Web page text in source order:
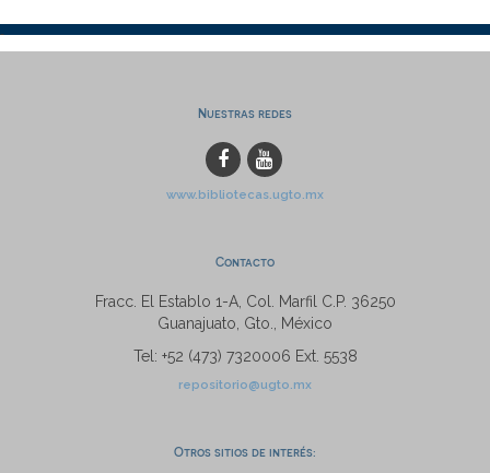
Nuestras redes
www.bibliotecas.ugto.mx
Contacto
Fracc. El Establo 1-A, Col. Marfil C.P. 36250
Guanajuato, Gto., México
Tel: +52 (473) 7320006 Ext. 5538
repositorio@ugto.mx
Otros sitios de interés: